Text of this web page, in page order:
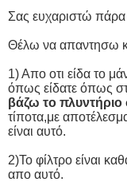
Σας ευχαριστώ πάρα
Θέλω να απαντησω
1) Απο οτι είδα το
όπως είδατε όπως
βάζω το
τίποτα,με
είναι αυτό.
2)Το φίλτρο είναι
απο αυτό.